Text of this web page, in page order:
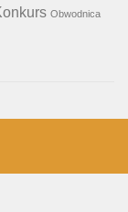
Obwodnica